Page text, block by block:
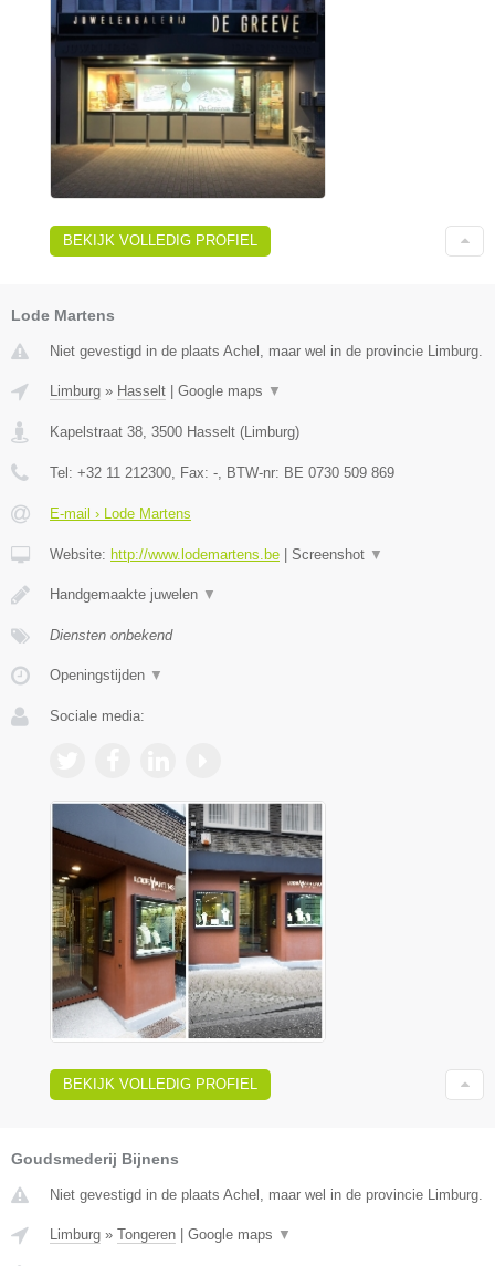
BEKIJK VOLLEDIG PROFIEL
Lode Martens
Niet gevestigd in de plaats Achel, maar wel in de provincie Limburg.
Limburg » Hasselt Google maps ▼
Kapelstraat 38, 3500 Hasselt (Limburg)
Tel: +32 11 212300, Fax: -, BTW-nr: BE 0730 509 869
E-mail › Lode Martens
Website: http://www.lodemartens.be Screenshot ▼
Handgemaakte juwelen ▼
Diensten onbekend
Openingstijden ▼
Sociale media:
BEKIJK VOLLEDIG PROFIEL
Goudsmederij Bijnens
Niet gevestigd in de plaats Achel, maar wel in de provincie Limburg.
Limburg » Tongeren Google maps ▼